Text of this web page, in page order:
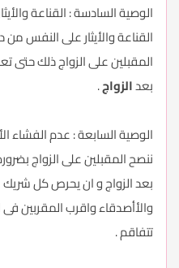
الوصية السادسة : القناعة
القناعة والأيثار على النفس من
المقبلين على الزواج ذلك حتى
بعدالزواج.
الوصية السابعة : عدم الفشاء
ننصح المقبلين على الزواج
بعد الزواج و ان يحرص كل
والأأصدقاء واقرب المقربين
تتفاقم .